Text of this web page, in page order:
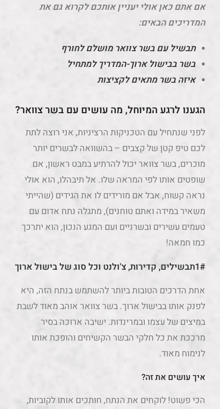
אם אתם כאן אולי יעניין אותכם לקרוא גם את
המדריכים הבאים:
תבשיל עם בשר צוואר מושלם לחורף
בשר בבישול ארוך-המדריך למתחיל
איזה בשר מתאים לקציצות
הגענו לרגע המיוחל, מה עושים עם בשר צוואר?
לפני שנתחיל עם הטכניקות הרציניות, אני רוצה לתת
לכם טיפ קטן של קצבים – בהשוואה לבשרים יותר
מוכרים, בשר צוואר יכול להרתיע במבט ראשון, אם
שופטים אותו לפי המראה שלו. אל תיבהלו, הוא אולי
נראה קשוח, אבל אם מורידים לו את הגידים (שהייתי
משאיר במידה ואתם טוחנים), מתגלה נתח אדום עם
טעמים עשירים ובשרניים ועם המגע הנכון, הוא יתרכך
כמו חמאה!
1#תבשילים, קדירות, צ'ולנט וכל סוג של בישול ארוך
אחת הדרכים הטובות ביותר להשתמש בנתח הזה, היא
לפנק אותו בבישול ארוך. בשר צוואר אוהב מאוד לשבת
במיצים של עצמו ובמרינדות. ישיבה ארוכה בסיר
מרככת את כל חלקי הבשר הקשיחים והופכת אותו
לנימוח מאוד.
איך עושים את זה?
הכי פשוט! לוקחים את הנתח, חותכים אותו לקוביות,